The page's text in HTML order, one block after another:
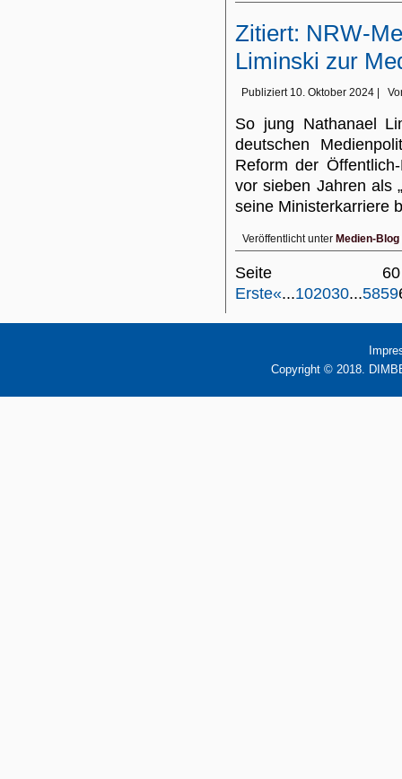
Zitiert: NRW-
Liminski zur
Publiziert 10. Oktober 2024
So jung Nathanael
deutschen
Reform der
vor sieben Jahren als
seine Ministerkarriere
Veröffentlicht unter Medien-Blog
Seite
Erste«...102030...5859
Copyright © 2018.